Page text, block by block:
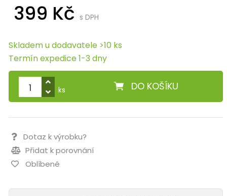
399 Kč s DPH
Skladem u dodavatele >10 ks
Termín expedice 1-3 dny
DO KOŠÍKU
ks
Dotaz k výrobku?
Přidat k porovnání
Oblíbené